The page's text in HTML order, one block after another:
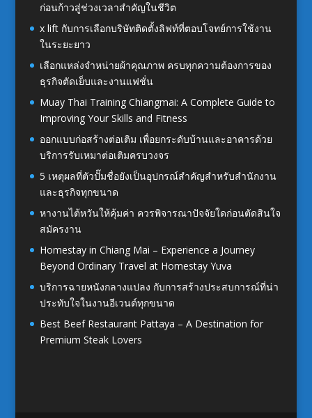
ก่อนก้าวสู่ช่วงเวลาสำคัญในชีวิต
x lift กับการเลือกบริษัทติดตั้งลิฟท์ที่ตอบโจทย์การใช้งาน
ในระยะยาว
เลือกแหล่งจำหน่ายผ้าคุณภาพ ครบทุกความต้องการของ
ธุรกิจตัดเย็บและงานแฟชั่น
Muay Thai Training Chiangmai: A Complete Guide to
Improving Your Skills and Fitness
ออกแบบก่อสร้างต่อเติม เพื่อยกระดับบ้านและอาคารด้วย
บริการรับเหมาต่อเติมครบวงจร
5 เหตุผลที่ตัวปั๊มชื่อยังเป็นอุปกรณ์สำคัญสำหรับสำนักงาน
และธุรกิจทุกขนาด
หางานไต้หวันให้คุ้มค่า ควรพิจารณาปัจจัยใดก่อนตัดสินใจ
สมัครงาน
Homestay in Chiang Mai – Experience a Journey
Beyond Ordinary Travel at Homestay Yuva
บริการฉายหนังกลางแปลง กับการสร้างประสบการณ์ที่น่า
ประทับใจในงานอีเวนต์ทุกขนาด
Best Beef Restaurant Pattaya – A Destination for
Premium Steak Lovers